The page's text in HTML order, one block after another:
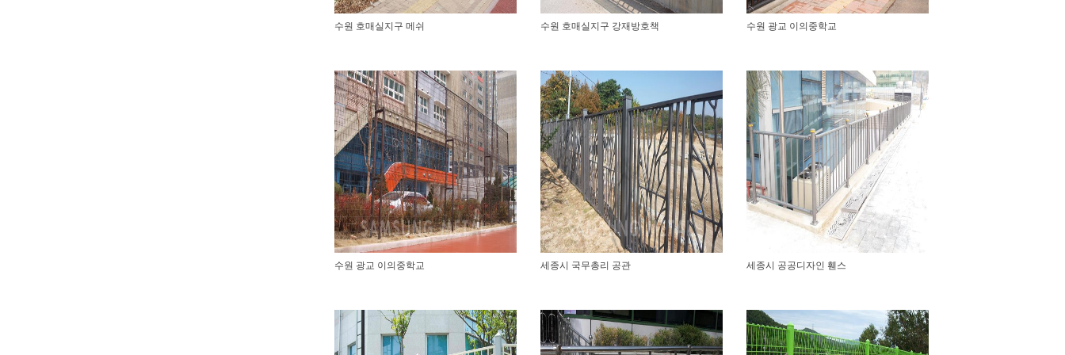
수원 호매실지구 메쉬 수원 호매실지구 강재방호책 수원 광교 이의중학교
수원 광교 이의중학교 세종시 국무총리 공관 세종시 공공디자인 휀스